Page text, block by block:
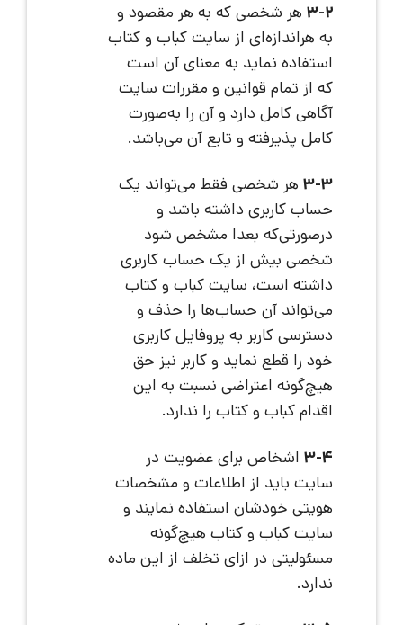
3-2هر شخصی که به هر مقصود و
به هراندازه‌ای از سایت کباب و کتاب
استفاده نماید به معنای آن است
که از تمام قوانین و مقررات سایت
آگاهی کامل دارد و آن را به‌صورت
کامل پذیرفته و تابع آن می‌باشد.
3-3هر شخصی فقط می‌تواند یک
حساب کاربری داشته باشد و
درصورتی‌که بعدا مشخص شود
شخصی بیش از یک حساب کاربری
داشته است، سایت کباب و کتاب
می‌تواند آن حساب‌ها را حذف و
دسترسی کاربر به پروفایل کاربری
خود را قطع نماید و کاربر نیز حق
هیچ‌گونه اعتراضی نسبت به این
اقدام کباب و کتاب را ندارد.
3-4اشخاص برای عضویت در
سایت باید از اطلاعات و مشخصات
هویتی خودشان استفاده نمایند و
سایت کباب و کتاب هیچ‌گونه
مسئولیتی در ازای تخلف از این ماده
ندارد.